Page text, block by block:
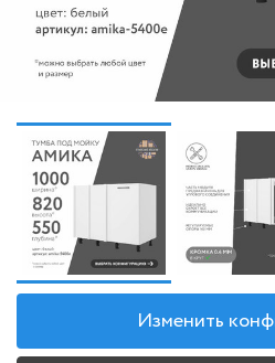
Изменить